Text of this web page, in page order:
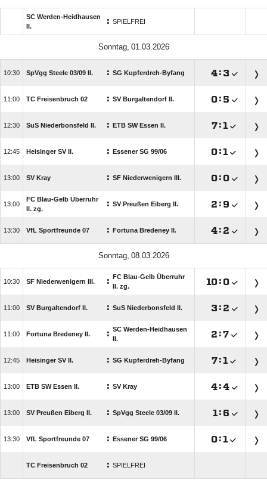
SC Werden-Heidhausen
II.
: SPIELFREI
 
 SpVgg Steele 03/​09 II. : SG Kupferdreh-Byfang : 
 TC Freisenbruch 02 : SV Burgaltendorf II. : 
 SuS Niederbonsfeld II. : ETB SW Essen II. :
 Heisinger SV II. : Essener SG 99/​06 :
 SV Kray : SF Niederwenigern III. : 

FC Blau-Gelb Überruhr
II. zg.
: SV Preußen Eiberg II.  : 
 VfL Sportfreunde 07 : Fortuna Bredeney II. : 
 
 SF Niederwenigern III. : FC Blau-Gelb Überruhr
II. zg.
: 
 SV Burgaltendorf II. : SuS Niederbonsfeld II. : 
 Fortuna Bredeney II. : SC Werden-Heidhausen
II.
 :
 Heisinger SV II. : SG Kupferdreh-Byfang :
 ETB SW Essen II. : SV Kray :
 SV Preußen Eiberg II. : SpVgg Steele 03/​09 II.  : 
 VfL Sportfreunde 07 : Essener SG 99/​06 :
TC Freisenbruch 02 : SPIELFREI